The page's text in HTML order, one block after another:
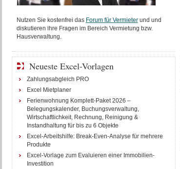
Nutzen Sie kostenfrei das Forum für Vermieterund und
diskutieren ihre Fragen im Bereich Vermietung bzw.
Hausverwaltung.
Neueste Excel-Vorlagen
Zahlungsabgleich PRO
Excel Mietplaner
Ferienwohnung Komplett-Paket 2026 –
Belegungskalender, Buchungsverwaltung,
Wirtschaftlichkeit, Rechnung, Reinigung &
Instandhaltung für bis zu 6 Objekte
Excel-Arbeitshilfe: Break-Even-Analyse für mehrere
Produkte
Excel-Vorlage zum Evaluieren einer Immobilien-
Investition